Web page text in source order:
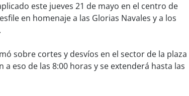
este jueves 21 de mayo en el centro de
en homenaje a las Glorias Navales y a los
sobre cortes y desvíos en el sector de la plaza
eso de las 8:00 horas y se extenderá hasta las